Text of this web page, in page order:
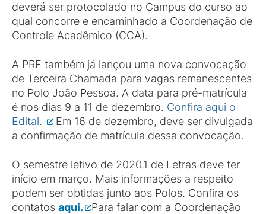
deverá ser protocolado no Campus do curso ao
qual concorre e encaminhado a Coordenação de
Controle Acadêmico (CCA).
A PRE também já lançou uma nova convocação
de Terceira Chamada para vagas remanescentes
no Polo João Pessoa. A data para pré-matrícula
é nos dias 9 a 11 de dezembro. Confira aqui o
Edital.
Em 16 de dezembro, deve ser divulgada
a confirmação de matrícula dessa convocação.
O semestre letivo de 2020.1 de Letras deve ter
início em março. Mais informações a respeito
podem ser obtidas junto aos Polos. Confira os
contatos aqui.
Para falar com a Coordenação